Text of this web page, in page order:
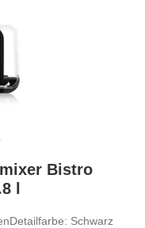
von 5 Sternen
Bistro
l
Schwarz